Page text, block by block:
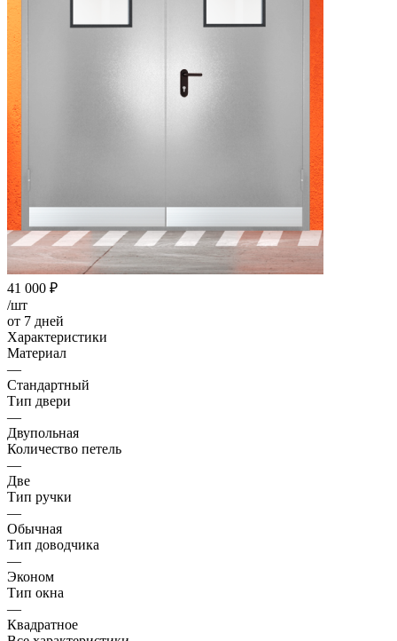
41 000 ₽
/шт
от 7 дней
Характеристики
Материал
—
Стандартный
Тип двери
—
Двупольная
Количество петель
—
Две
Тип ручки
—
Обычная
Тип доводчика
—
Эконом
Тип окна
—
Квадратное